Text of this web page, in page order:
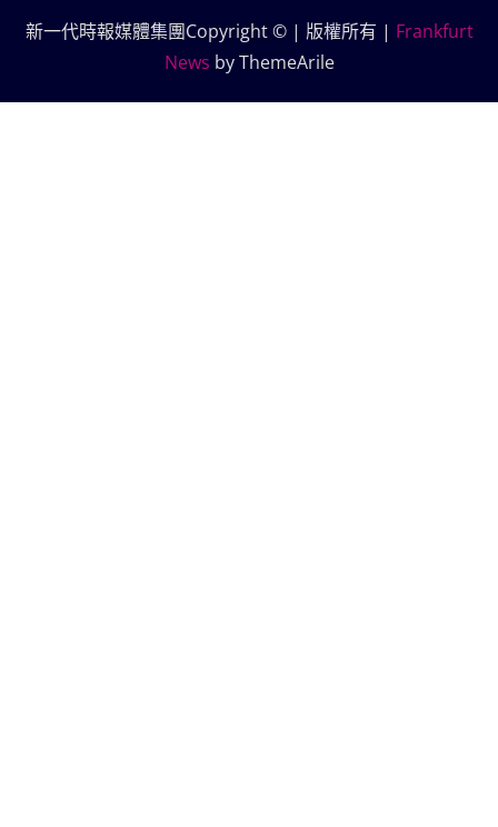
新一代時報媒體集團Copyright © | 版權所有 | Frankfurt
News by ThemeArile